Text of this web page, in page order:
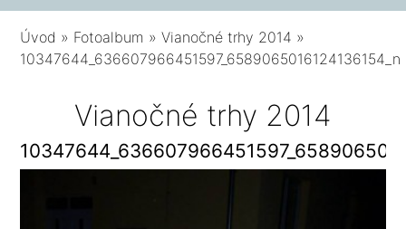
Úvod » Fotoalbum »Vianočné trhy 2014 »
10347644_636607966451597_6589065016124136154_n
Vianočné trhy 2014